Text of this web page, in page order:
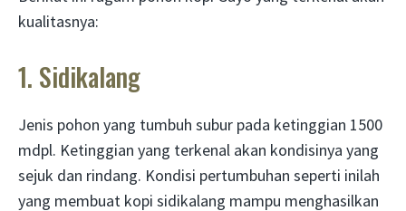
kualitasnya:
1. Sidikalang
Jenis pohon yang tumbuh subur pada ketinggian 1500
mdpl. Ketinggian yang terkenal akan kondisinya yang
sejuk dan rindang. Kondisi pertumbuhan seperti inilah
yang membuat kopi sidikalang mampu menghasilkan